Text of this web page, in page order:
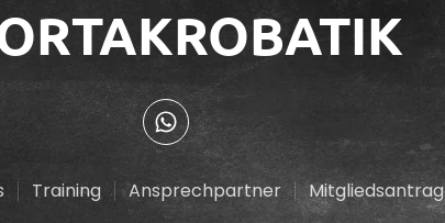
Training Ansprechpartner Mitgliedsantrag